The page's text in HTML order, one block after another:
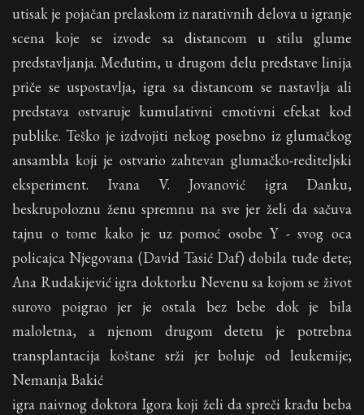
utisak je pojačan prelaskom iz narativnih delova u igranje
scena koje se izvode sa distancom u stilu glume
predstavljanja. Međutim, u drugom delu predstave linija
priče se uspostavlja, igra sa distancom se nastavlja ali
predstava ostvaruje kumulativni emotivni efekat kod
publike. Teško je izdvojiti nekog posebno iz glumačkog
ansambla koji je ostvario zahtevan glumačko-rediteljski
eksperiment. Ivana V. Jovanović igra Danku,
beskrupoloznu ženu spremnu na sve jer želi da sačuva
tajnu o tome kako je uz pomoć osobe Y - svog oca
policajca Njegovana (David Tasić Daf) dobila tuđe dete;
Ana Rudakijević igra doktorku Nevenu sa kojom se život
surovo poigrao jer je ostala bez bebe dok je bila
maloletna, a njenom drugom detetu je potrebna
transplantacija koštane srži jer boluje od leukemije;
Nemanja Bakić
igra naivnog doktora Igora koji želi da spreči krađu beba